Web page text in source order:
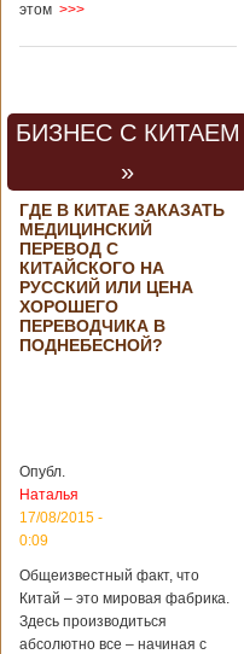
корпорации
Кладов
аэрокосмической
выставки Aero
Бангалоре в
Индии. Контракт
между Китаем и
Россией на
разработку,
Подробнее...
Опубликовано
21/02/2019 - 22:26
В Китае найден
древний
Китайским
археологам
обнаружить
крупнейший рудник
по добыче бирюзы
на территории
этом >>>
БИЗНЕС С КИТАЕМ
»
ГДЕ В КИТАЕ ЗАКАЗАТЬ
МЕДИЦИНСКИЙ
ПЕРЕВОД С
КИТАЙСКОГО НА
РУССКИЙ ИЛИ ЦЕНА
ХОРОШЕГО
ПЕРЕВОДЧИКА В
ПОДНЕБЕСНОЙ?
Опубл.
Наталья
17/08/2015 -
0:09
Общеизвестный факт, что
Китай – это мировая фабрика.
Здесь производиться
абсолютно все – начиная с